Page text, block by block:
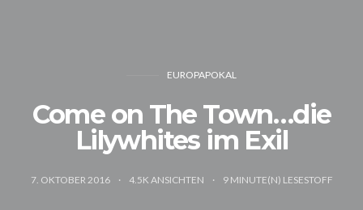
EUROPAPOKAL
Come on The Town…die
Lilywhites im Exil
7. OKTOBER 2016 4.5K ANSICHTEN 9 MINUTE(N) LESESTOFF